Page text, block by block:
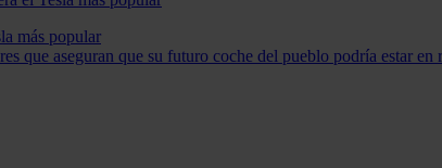
más popular
que aseguran que su futuro coche del pueblo podría estar en